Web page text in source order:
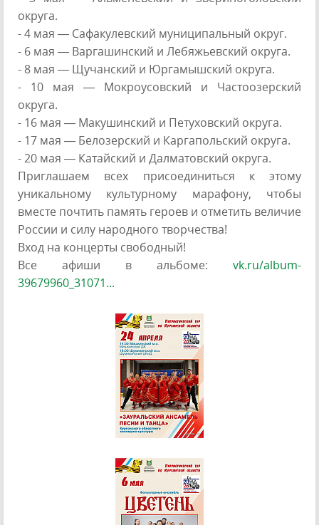
округа.
- 4 мая — Сафакулевский муниципальный округ.
- 6 мая — Варгашинский и Лебяжьевский округа.
- 8 мая — Щучанский и Юргамышский округа.
- 10 мая — Мокроусовский и Частоозерский
округа.
- 16 мая — Макушинский и Петуховский округа.
- 17 мая — Белозерский и Каргапольский округа.
- 20 мая — Катайский и Далматовский округа.
Приглашаем всех присоединиться к этому
уникальному культурному марафону, чтобы
вместе почтить память героев и отметить величие
России и силу народного творчества!
Вход на концерты свободный!
Все афиши в альбоме: vk.ru/album-
39679960_31071...